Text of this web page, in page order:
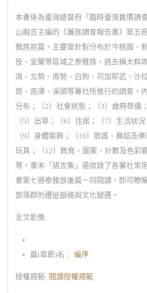
本書係為臺灣總督府「臨時臺灣舊慣調
山融吉主編的《蕃族調查報告書》第五
雅族前篇，主要是針對分布於今桃園、
投、宜蘭等區域之泰雅族，過去稱大嵙
灣、北勢、南勢、白狗、司加耶武、沙
原、南澳、溪頭等蕃社所進行的調查，
分布；（2）社會狀態；（3）歲時祭儀
（5）出草；（6）住居；（7）生活狀況
（9）身體裝飾；（10）歌謠、舞蹈及
玩具；（12）教育、圖案、計數及色彩
等，書末「語言集」還收錄了各蕃社常
書第七冊泰雅族後篇一同閱讀，即可瞭
部落群的遷徙脈絡與文化變遷。
全文影像:
篇(章節)名： 編序
授權規範: 閱讀授權規範